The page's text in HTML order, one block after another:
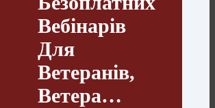
Вебінарів
Для
Ветеранів,
Ветера…